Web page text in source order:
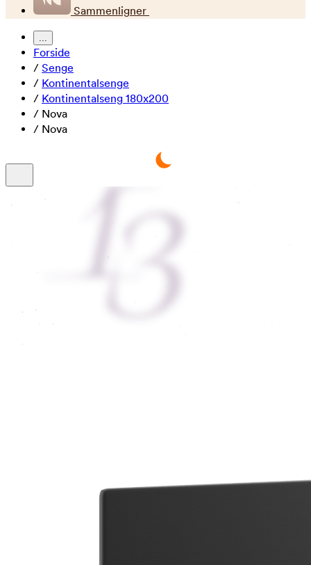
Sammenligner
...
Forside
/ Senge
/ Kontinentalsenge
/ Kontinentalseng 180x200
/ Nova
/ Nova